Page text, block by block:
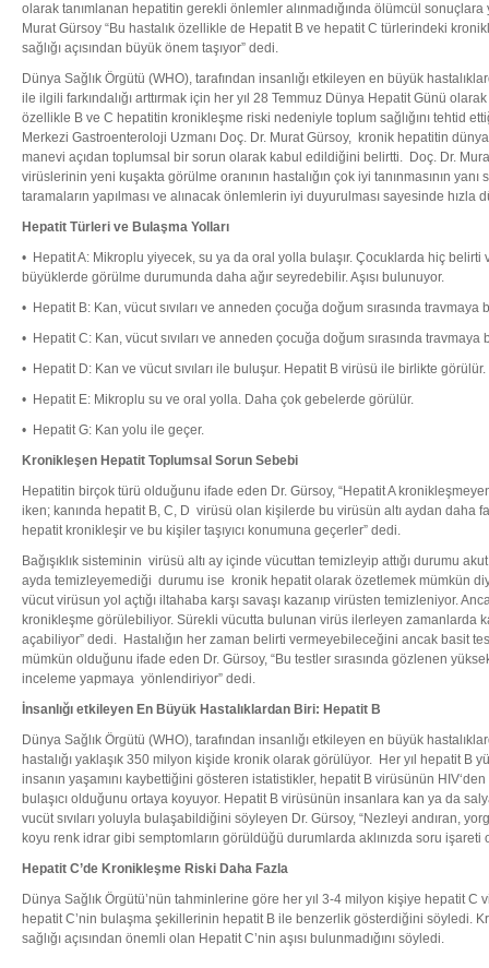
olarak tanımlanan hepatitin gerekli önlemler alınmadığında ölümcül
Murat Gürsoy “Bu hastalık özellikle de Hepatit B ve hepatit C türlerindeki
sağlığı açısından büyük önem taşıyor” dedi.
Dünya Sağlık Örgütü (WHO), tarafından insanlığı etkileyen en büyük
ile ilgili farkındalığı arttırmak için her yıl 28 Temmuz Dünya Hepatit Günü
özellikle B ve C hepatitin kronikleşme riski nedeniyle toplum sağlığını tehtid
Merkezi Gastroenteroloji Uzmanı Doç. Dr. Murat Gürsoy, kronik hepatitin
manevi açıdan toplumsal bir sorun olarak kabul edildiğini belirtti. Doç. Dr.
virüslerinin yeni kuşakta görülme oranının hastalığın çok iyi tanınmasının yanı
taramaların yapılması ve alınacak önlemlerin iyi duyurulması sayesinde hızla
Hepatit Türleri ve Bulaşma Yolları
• Hepatit A: Mikroplu yiyecek, su ya da oral yolla bulaşır. Çocuklarda hiç
büyüklerde görülme durumunda daha ağır seyredebilir. Aşısı bulunuyor.
• Hepatit B: Kan, vücut sıvıları ve anneden çocuğa doğum sırasında travmaya
• Hepatit C: Kan, vücut sıvıları ve anneden çocuğa doğum sırasında travmaya
• Hepatit D: Kan ve vücut sıvıları ile buluşur. Hepatit B virüsü ile birlikte görülür.
• Hepatit E: Mikroplu su ve oral yolla. Daha çok gebelerde görülür.
• Hepatit G: Kan yolu ile geçer.
Kronikleşen Hepatit Toplumsal Sorun Sebebi
Hepatitin birçok türü olduğunu ifade eden Dr. Gürsoy, “Hepatit A
iken; kanında hepatit B, C, D virüsü olan kişilerde bu virüsün altı aydan daha
hepatit kronikleşir ve bu kişiler taşıyıcı konumuna geçerler” dedi.
Bağışıklık sisteminin virüsü altı ay içinde vücuttan temizleyip attığı durumu
ayda temizleyemediği durumu ise kronik hepatit olarak özetlemek mümkün
vücut virüsun yol açtığı iltahaba karşı savaşı kazanıp virüsten temizleniyor.
kronikleşme görülebiliyor. Sürekli vücutta bulunan virüs ilerleyen zamanlarda
açabiliyor” dedi. Hastalığın her zaman belirti vermeyebileceğini ancak basit
mümkün olduğunu ifade eden Dr. Gürsoy, “Bu testler sırasında gözlenen
inceleme yapmaya yönlendiriyor” dedi.
İnsanlığı etkileyen En Büyük Hastalıklardan Biri: Hepatit B
Dünya Sağlık Örgütü (WHO), tarafından insanlığı etkileyen en büyük
hastalığı yaklaşık 350 milyon kişide kronik olarak görülüyor. Her yıl hepatit B
insanın yaşamını kaybettiğini gösteren istatistikler, hepatit B virüsünün
bulaşıcı olduğunu ortaya koyuyor. Hepatit B virüsünün insanlara kan ya da
vucüt sıvıları yoluyla bulaşabildiğini söyleyen Dr. Gürsoy, “Nezleyi andıran,
koyu renk idrar gibi semptomların görüldüğü durumlarda aklınızda soru işareti
Hepatit C’de Kronikleşme Riski Daha Fazla
Dünya Sağlık Örgütü’nün tahminlerine göre her yıl 3-4 milyon kişiye hepatit C
hepatit C’nin bulaşma şekillerinin hepatit B ile benzerlik gösterdiğini söyledi.
sağlığı açısından önemli olan Hepatit C’nin aşısı bulunmadığını söyledi.